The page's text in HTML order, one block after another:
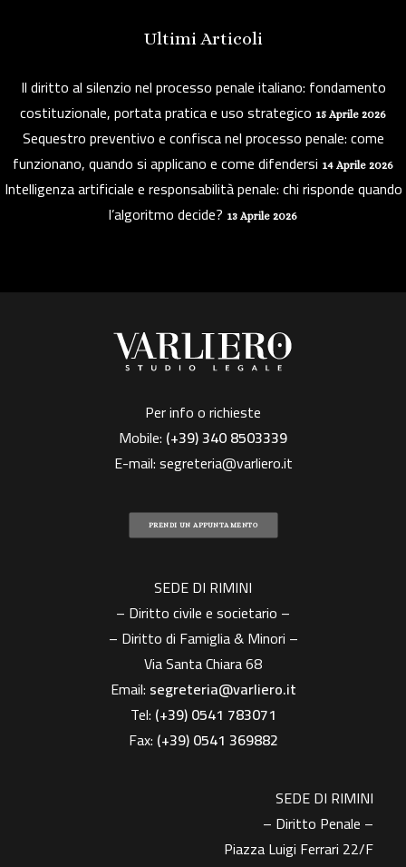
Ultimi Articoli
Il diritto al silenzio nel processo penale italiano: fondamento
costituzionale, portata pratica e uso strategico 15 Aprile 2026
Sequestro preventivo e confisca nel processo penale: come
funzionano, quando si applicano e come difendersi 14 Aprile 2026
Intelligenza artificiale e responsabilità penale: chi risponde quando
l’algoritmo decide? 13 Aprile 2026
Per info o richieste
Mobile: (+39)340 8503339
E-mail:segreteria@varliero.it
PRENDI UN APPUNTAMENTO
SEDE DI RIMINI
– Diritto civile e societario –
– Diritto di Famiglia & Minori –
Via Santa Chiara 68
Email: segreteria@varliero.it
Tel: (+39) 0541 783071
Fax: (+39)0541 369882
SEDE DI RIMINI
– Diritto Penale –
Piazza Luigi Ferrari 22/F